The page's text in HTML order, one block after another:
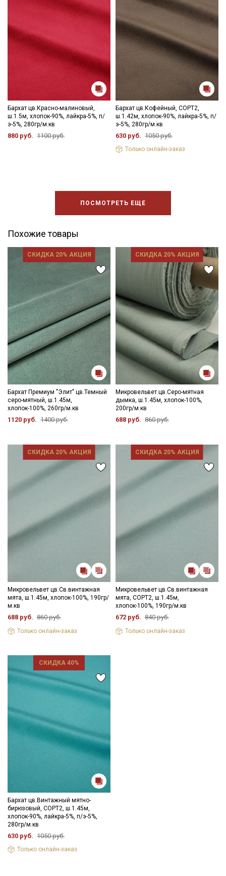
Бархат цв.Красно-малиновый,
ш.1.5м, хлопок-90%, лайкра-5%, п/
э-5%, 280гр/м.кв
880 руб. 1100 руб.
Бархат цв.Кофейный, СОРТ2,
ш.1.42м, хлопок-90%, лайкра-5%, п/
э-5%, 280гр/м.кв
630 руб. 1050 руб.
Только онлайн-заказ
ПОСМОТРЕТЬ ЕЩЕ
Похожие товары
СКИДКА 20% АКЦИЯ
Бархат Премиум "Элит" цв.Темный
серо-мятный, ш.1.45м,
хлопок-100%, 260гр/м.кв
1120 руб. 1400 руб.
СКИДКА 20% АКЦИЯ
Микровельвет цв.Серо-мятная
дымка, ш.1.45м, хлопок-100%,
200гр/м.кв
688 руб. 860 руб.
СКИДКА 20% АКЦИЯ
Микровельвет цв.Св.винтажная
мята, ш.1.45м, хлопок-100%, 190гр/
м.кв
688 руб. 860 руб.
Только онлайн-заказ
СКИДКА 20% АКЦИЯ
Микровельвет цв.Св.винтажная
мята, СОРТ2, ш.1.45м,
хлопок-100%, 190гр/м.кв
672 руб. 840 руб.
Только онлайн-заказ
СКИДКА 40%
Бархат цв.Винтажный мятно-
бирюзовый, СОРТ2, ш.1.45м,
хлопок-90%, лайкра-5%, п/э-5%,
280гр/м.кв
630 руб. 1050 руб.
Только онлайн-заказ